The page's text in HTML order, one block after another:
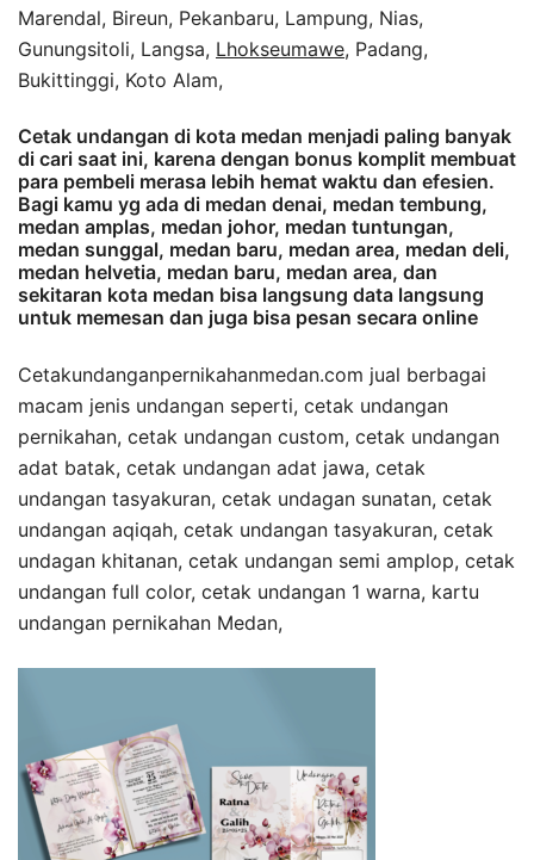
Marendal, Bireun, Pekanbaru, Lampung, Nias,
Gunungsitoli, Langsa, Lhokseumawe, Padang,
Bukittinggi, Koto Alam,
Cetak undangan di kota medan menjadi paling banyak
di cari saat ini, karena dengan bonus komplit membuat
para pembeli merasa lebih hemat waktu dan efesien.
Bagi kamu yg ada di medan denai, medan tembung,
medan amplas, medan johor, medan tuntungan,
medan sunggal, medan baru, medan area, medan deli,
medan helvetia, medan baru, medan area, dan
sekitaran kota medan bisa langsung data langsung
untuk memesan dan juga bisa pesan secara online
Cetakundanganpernikahanmedan.com jual berbagai
macam jenis undangan seperti, cetak undangan
pernikahan, cetak undangan custom, cetak undangan
adat batak, cetak undangan adat jawa, cetak
undangan tasyakuran, cetak undagan sunatan, cetak
undangan aqiqah, cetak undangan tasyakuran, cetak
undagan khitanan, cetak undangan semi amplop, cetak
undangan full color, cetak undangan 1 warna, kartu
undangan pernikahan Medan,